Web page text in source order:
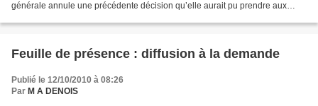
générale annule une précédente décision qu’elle aurait pu prendre aux
Feuille de présence : diffusion à la demande
Publié le 12/10/2010 à 08:26
Par M A DENOIS